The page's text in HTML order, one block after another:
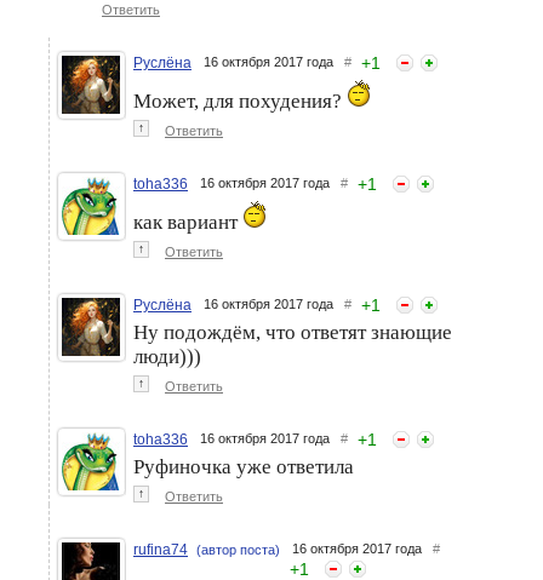
Ответить
Руслёна 16 октября 2017 года # +1
Может, для похудения?
↑ Ответить
toha336 16 октября 2017 года # +1
как вариант
↑ Ответить
Руслёна 16 октября 2017 года # +1
Ну подождём, что ответят знающие
люди)))
↑ Ответить
toha336 16 октября 2017 года # +1
Руфиночка уже ответила
↑ Ответить
rufina74 (автор поста) 16 октября 2017 года #
+1